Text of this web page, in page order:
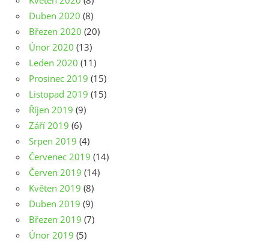
Duben 2020 (8)
Březen 2020 (20)
Únor 2020 (13)
Leden 2020 (11)
Prosinec 2019 (15)
Listopad 2019 (15)
Říjen 2019 (9)
Září 2019 (6)
Srpen 2019 (4)
Červenec 2019 (14)
Červen 2019 (14)
Květen 2019 (8)
Duben 2019 (9)
Březen 2019 (7)
Únor 2019 (5)